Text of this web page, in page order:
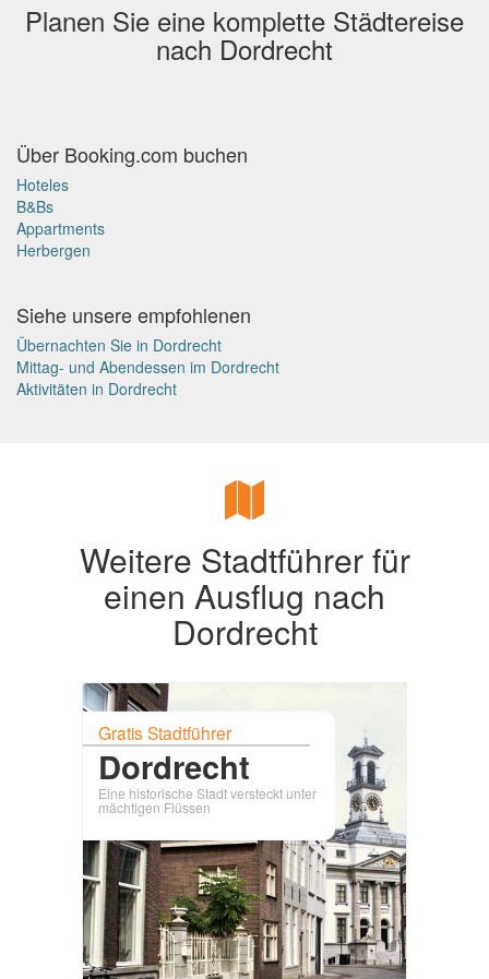
Planen Sie eine komplette Städtereise
nach Dordrecht
Über Booking.com buchen
Hoteles
B&Bs
Appartments
Herbergen
Siehe unsere empfohlenen
Übernachten Sie in Dordrecht
Mittag- und Abendessen im Dordrecht
Aktivitäten in Dordrecht
Weitere Stadtführer für
einen Ausflug nach
Dordrecht
Gratis Stadtführer
Dordrecht
Eine historische Stadt versteckt unter
mächtigen Flüssen